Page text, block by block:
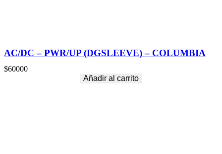
AC/DC – PWR/UP (DGSLEEVE) – COLUMBIA
$60000
Añadir al carrito